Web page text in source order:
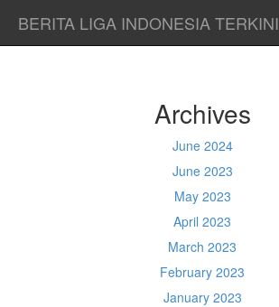
BERITA LIGA INDONESIA TERKINI
Archives
June 2024
June 2023
May 2023
April 2023
March 2023
February 2023
January 2023